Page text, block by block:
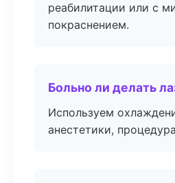
реабилитации или с
покраснением.
Больно ли делать
Используем
анестетики,